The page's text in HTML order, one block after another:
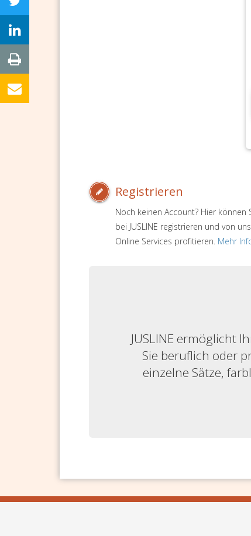
Registrieren
Noch keinen Account? Hier können
bei JUSLINE registrieren und von
Online Services profitieren. Mehr
JUSLINE ermöglicht
Sie beruflich oder
einzelne Sätze,